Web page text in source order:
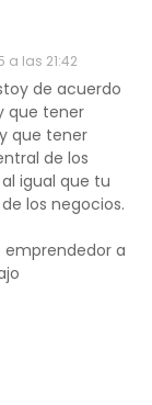
a las 21:42
de acuerdo
que tener
que tener
de los
igual que tu
los negocios.
emprendedor a